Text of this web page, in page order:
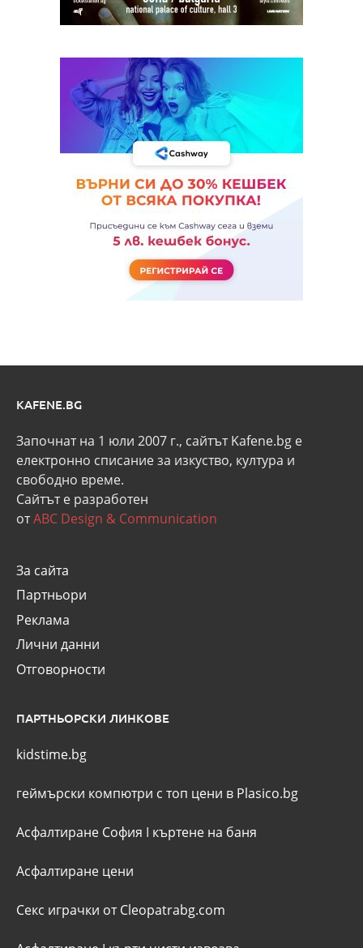
KAFENE.BG
Започнат на 1 юли 2007 г., сайтът Kafene.bg e
eлектронно списание за изкуство, култура и
свободно време.
Сайтът е разработен
отABC Design & Communication
За сайта
Партньори
Реклама
Лични данни
Отговорности
ПАРТНЬОРСКИ ЛИНКОВЕ
kidstime.bg
геймърски компютри с топ цени в Plasico.bg
Асфалтиране София I къртене на баня
Асфалтиране цени
Секс играчки от Cleopatrabg.com